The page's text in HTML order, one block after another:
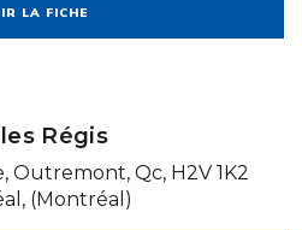
LA FICHE
Régis
Outremont, Qc, H2V 1K2
(Montréal)